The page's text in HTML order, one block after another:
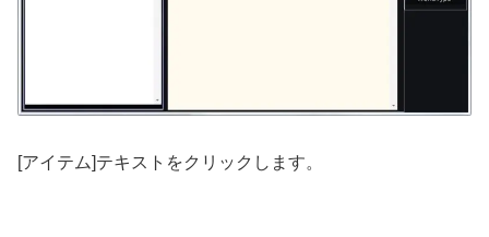
[アイテム]テキストをクリックします。